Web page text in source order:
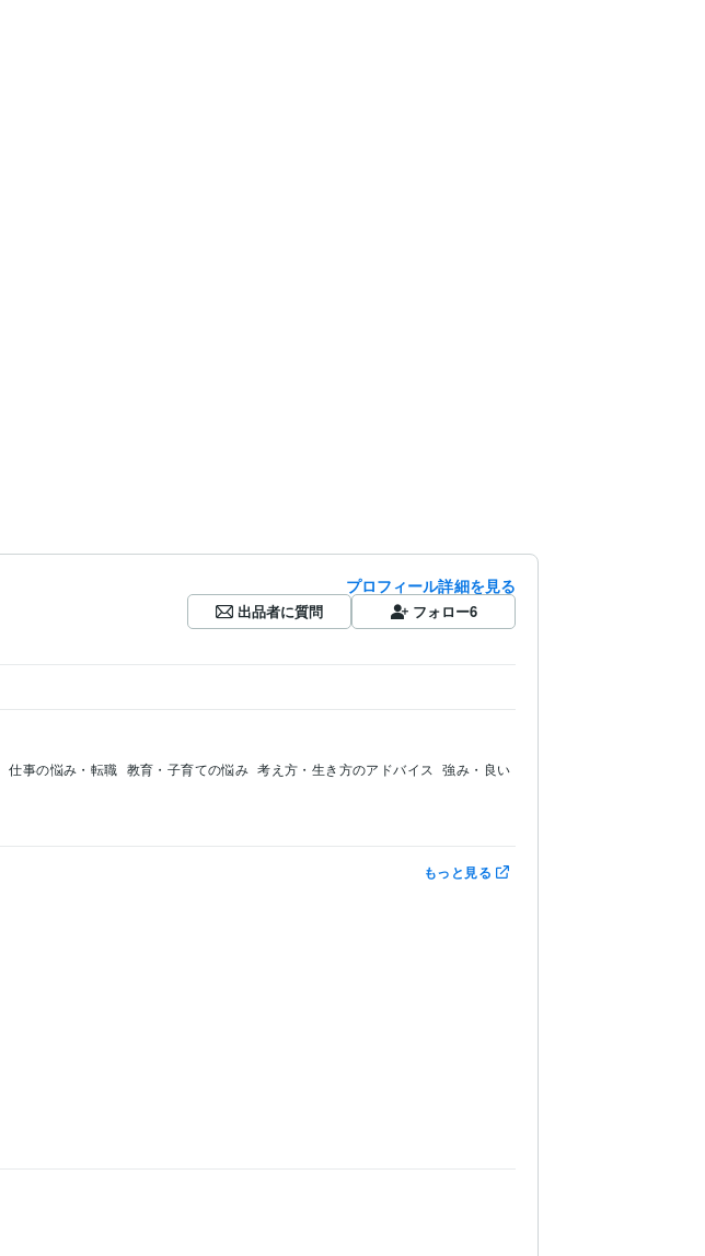
プロフィール詳細を見る
出品者に質問 フォロー6
仕事の悩み・転職 教育・子育ての悩み 考え方・生き方のアドバイス
強み・良い
もっと見る